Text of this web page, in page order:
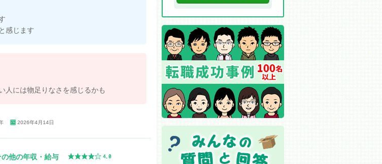
感じます
人には物足りなさを感じるかも
2026年4月14日
他の年収・給与